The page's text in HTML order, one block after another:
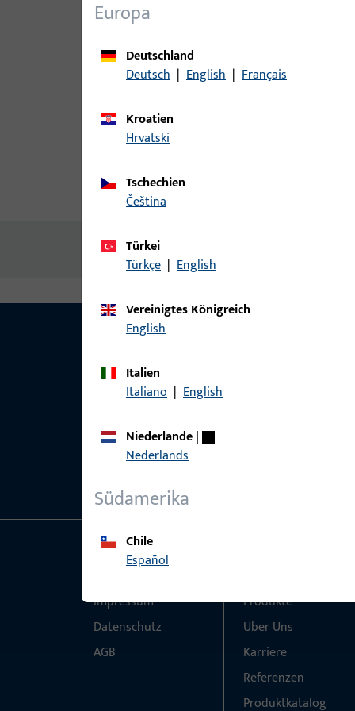
Produktbeschreibung
Keine Inhalte vorhanden
Europa
Deutschland
Deutsch | English | Français
Kroatien
Hrvatski
Tschechien
čeština
Türkei
Türkçe | English
Vereinigtes Königreich
English
Italien
Italiano | English
Niederlande|
Nederlands
Südamerika
Chile
Español
Allgemeines
Impressum
Datenschutz
AGB
Produkte
Über Uns
Karriere
Referenzen
Produktkatalog